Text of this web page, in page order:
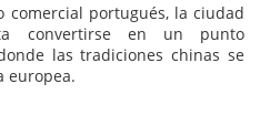
comercial portugués, la ciudad
convertirse en un punto
las tradiciones chinas se
europea.